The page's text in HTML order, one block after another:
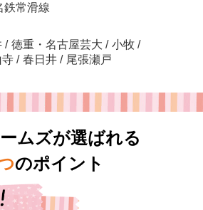
鉄常滑線
/ 徳重・名古屋芸大 / 小牧 /
寺 / 春日井 / 尾張瀬戸
ムズが選ばれる
のポイント